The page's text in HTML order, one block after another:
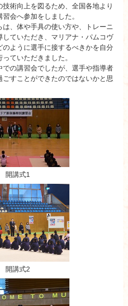
技術向上を図るため、全国各地より
会へ参加をしました。
、体や手具の使い方や、トレーニ
していただき、マリアナ・パムコヴ
のように選手に接するべきかを自分
ていただきました。
での講習会でしたが、選手や指導者
すことができたのではないかと思
開講式1
開講式2